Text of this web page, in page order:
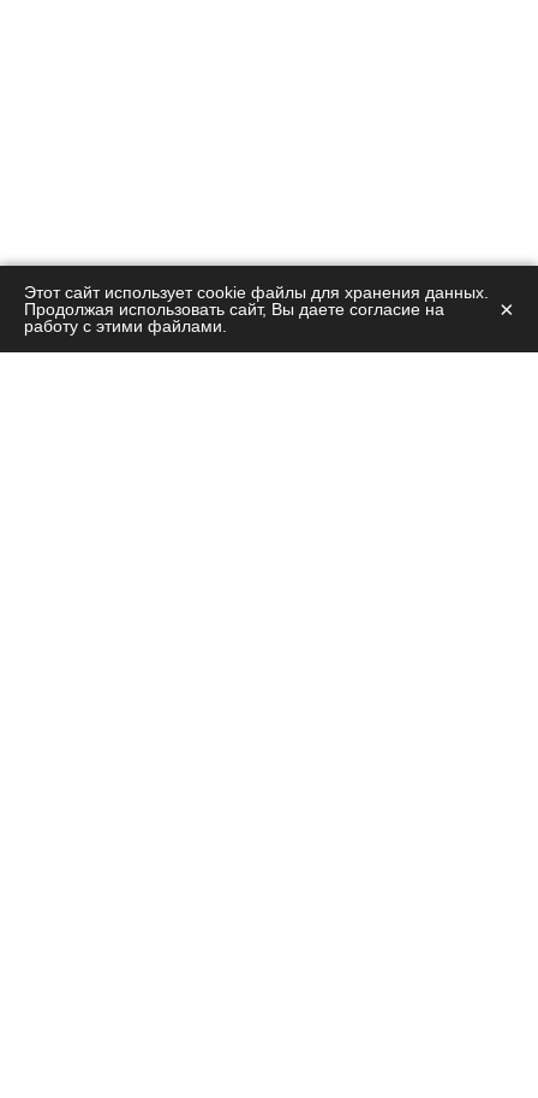
Этот сайт использует cookie файлы для хранения данных.
Продолжая использовать сайт, Вы даете согласие на
работу с этими файлами.
×